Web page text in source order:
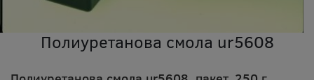
Полиуретанова смола ur5608